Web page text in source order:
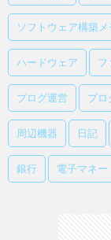
ソフトウェア構築メ
ハードウェア フ
ブログ運営 プロ
周辺機器 日記
銀行 電子マネー